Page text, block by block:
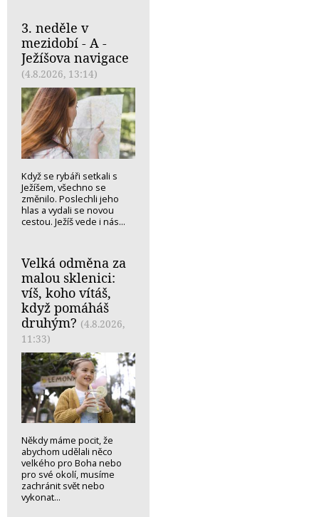
3. neděle v
mezidobí - A -
Ježíšova navigace
(4.8.2026, 13:14)
Když se rybáři setkali s
Ježíšem, všechno se
změnilo. Poslechli jeho
hlas a vydali se novou
cestou. Ježíš vede i nás...
Velká odměna za
malou sklenici:
víš, koho vítáš,
když pomáháš
druhým? (4.8.2026,
11:33)
Někdy máme pocit, že
abychom udělali něco
velkého pro Boha nebo
pro své okolí, musíme
zachránit svět nebo
vykonat...